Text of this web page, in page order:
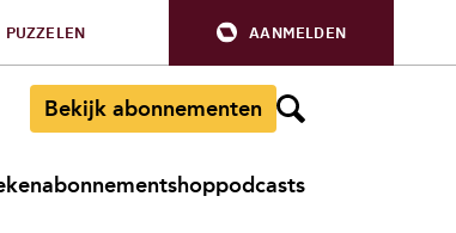
PUZZELEN AANMELDEN
Bekijk abonnementen
abonnementshoppodcasts